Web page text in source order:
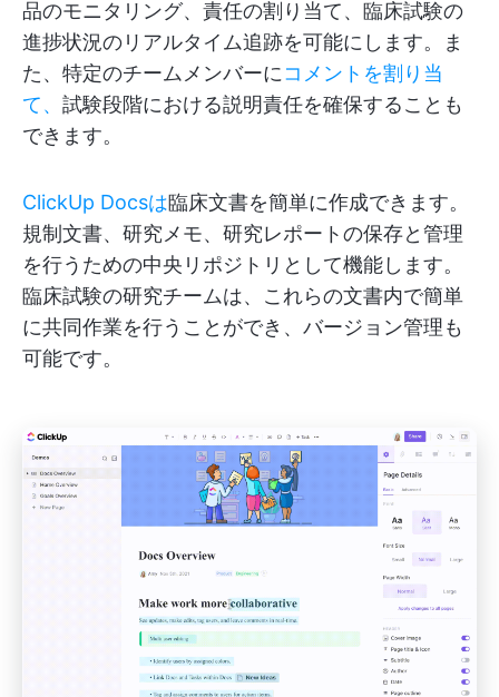
品のモニタリング、責任の割り当て、臨床試験の
進捗状況のリアルタイム追跡を可能にします。ま
た、特定のチームメンバーにコメントを割り当
て、 試験段階における説明責任を確保することも
できます。
ClickUp Docsは臨床文書を簡単に作成できます。
規制文書、研究メモ、研究レポートの保存と管理
を行うための中央リポジトリとして機能します。
臨床試験の研究チームは、これらの文書内で簡単
に共同作業を行うことができ、バージョン管理も
可能です。